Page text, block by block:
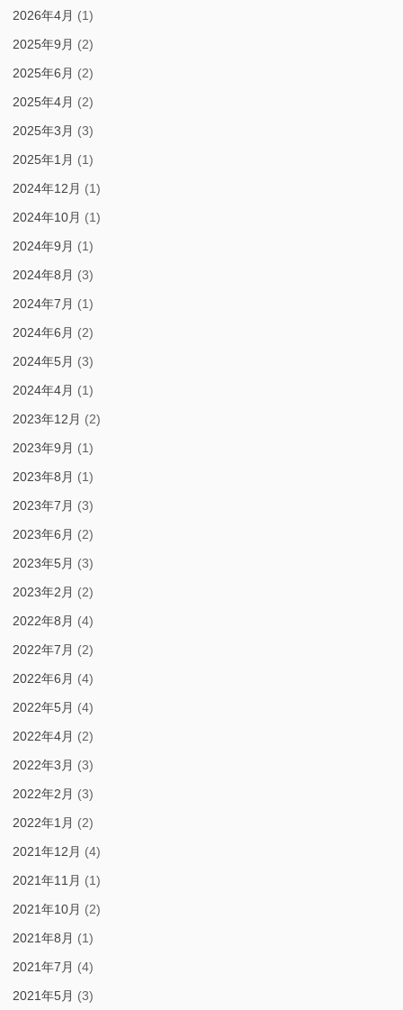
2026年4月 (1)
2025年9月 (2)
2025年6月 (2)
2025年4月 (2)
2025年3月 (3)
2025年1月 (1)
2024年12月 (1)
2024年10月 (1)
2024年9月 (1)
2024年8月 (3)
2024年7月 (1)
2024年6月 (2)
2024年5月 (3)
2024年4月 (1)
2023年12月 (2)
2023年9月 (1)
2023年8月 (1)
2023年7月 (3)
2023年6月 (2)
2023年5月 (3)
2023年2月 (2)
2022年8月 (4)
2022年7月 (2)
2022年6月 (4)
2022年5月 (4)
2022年4月 (2)
2022年3月 (3)
2022年2月 (3)
2022年1月 (2)
2021年12月 (4)
2021年11月 (1)
2021年10月 (2)
2021年8月 (1)
2021年7月 (4)
2021年5月 (3)